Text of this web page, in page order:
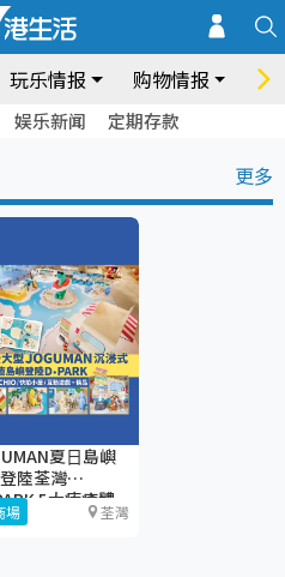
玩乐情报 购物情报 饮
娱乐新闻 定期存款
更多
夏⽇島嶼
陸荃灣
5大療癒體
期間限定店
場 荃灣